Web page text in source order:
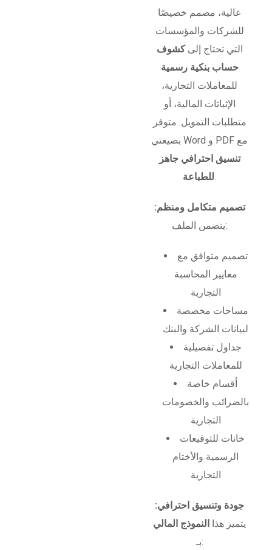
عالية، مصمم خصيصًا
للشركات والمؤسسات
التي تحتاج إلىكشوف
حساب بنكية رسمية
للمعاملات التجارية،
الإثباتات المالية، أو
متطلبات التمويل. متوفر
بصيغتي Word و PDF مع
تنسيق احترافي جاهز
للطباعة.
تصميم متكامل ومنظم:
يتضمن الملف:
تصميم متوافق مع
معايير المحاسبة
التجارية
مساحات مخصصة
لبيانات الشركة والبنك
جداول تفصيلية
للمعاملات التجارية
أقسام خاصة
بالضرائب والخصومات
التجارية
خانات للتوقيعات
الرسمية والأختام
التجارية
جودة وتنسيق احترافي:
يتميز هذا
النموذج المالي
بـ: